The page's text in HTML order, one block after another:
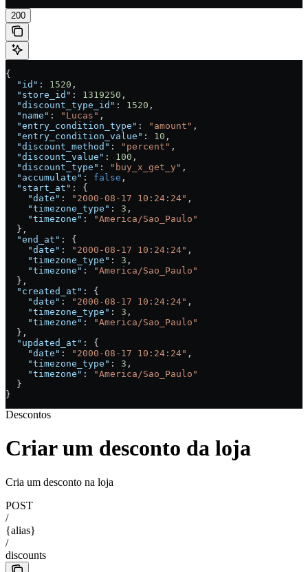
200
{
  "id"
: 1520 ,
  "store_id"
: 1319250 ,
  "discount_type_id"
: 1520 ,
  "name"
: "Lucas" ,
  "entry_condition_type"
: "amount" ,
  "entry_condition_value"
: 10 ,
  "discount_method"
: "percent" ,
  "discount_value"
: 100 ,
  "discount_type"
: "buy_x_get_y" ,
  "accumulate"
: false ,
  "start_at"
: {
    "date"
: "2000-08-17 10:24:24" ,
    "timezone_type"
: 3 ,
    "timezone"
:
"America/Sao_Paulo"
  },
  "end_at"
: {
    "date"
: "2000-08-17 10:24:24" ,
    "timezone_type"
: 3 ,
    "timezone"
:
"America/Sao_Paulo"
  },
  "created_at"
: {
    "date"
: "2000-08-17 10:24:24" ,
    "timezone_type"
: 3 ,
    "timezone"
:
"America/Sao_Paulo"
  },
  "updated_at"
: {
    "date"
: "2000-08-17 10:24:24" ,
    "timezone_type"
: 3 ,
    "timezone"
:
"America/Sao_Paulo"
  }
}
Descontos
Criar um desconto da loja
Cria um desconto na loja
POST
/
{alias}
/
discounts